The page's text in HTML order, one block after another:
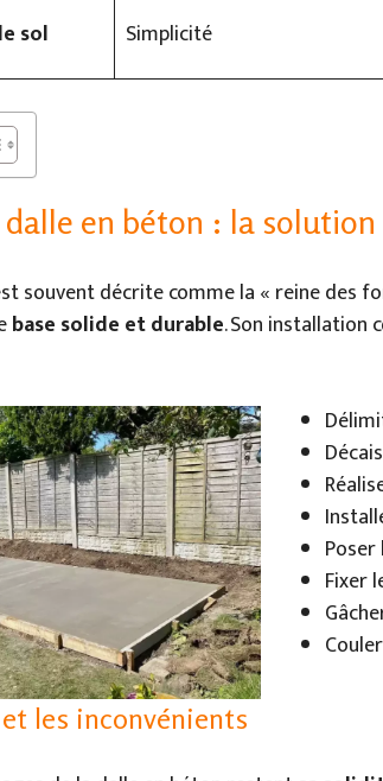
sol
Simplicité
dalle en béton : la solution
souvent décrite comme la « reine des
base solide et durable. Son installation
Fixer
les inconvénients